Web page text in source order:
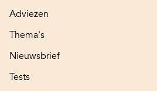
Adviezen
Thema's
Nieuwsbrief
Tests